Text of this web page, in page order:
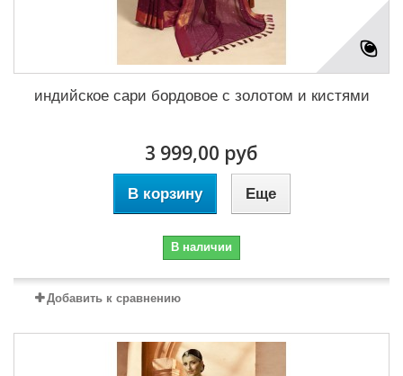
индийское сари бордовое с золотом и кистями
3 999,00 руб
В корзину Еще
В наличии
Добавить к сравнению